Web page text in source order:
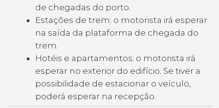
de chegadas do porto.
Estações de trem: o motorista irá esperar
na saída da plataforma de chegada do
trem.
Hotéis e apartamentos: o motorista irá
esperar no exterior do edifício. Se tiver a
possibilidade de estacionar o veículo,
poderá esperar na recepção.